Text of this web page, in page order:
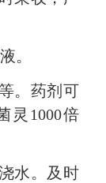
。
。药剂可
灵1000倍
水。及时